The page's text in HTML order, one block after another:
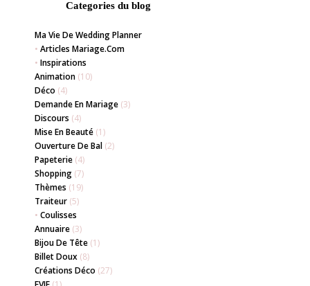
Categories du blog
Ma Vie De Wedding Planner
• Articles Mariage.com
• Inspirations
Animation(10)
Déco (4)
Demande En Mariage(3)
Discours (4)
Mise En Beauté(1)
Ouverture De Bal(2)
Papeterie(4)
Shopping(7)
Thèmes (19)
Traiteur(5)
• Coulisses
Annuaire(3)
Bijou De Tête(1)
Billet Doux(8)
Créations Déco (27)